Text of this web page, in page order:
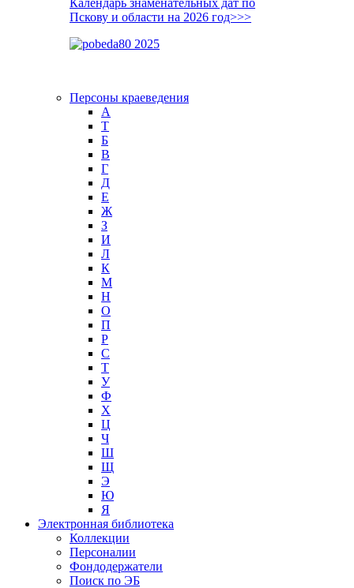
Календарь знаменательных дат по
Пскову и области на 2026 год>>>
Персоны краеведения
А
T
Б
В
Г
Д
Е
Ж
З
И
Л
К
М
Н
О
П
Р
С
Т
У
Ф
Х
Ц
Ч
Ш
Щ
Э
Ю
Я
Электронная библиотека
Коллекции
Персоналии
Фондодержатели
Поиск по ЭБ